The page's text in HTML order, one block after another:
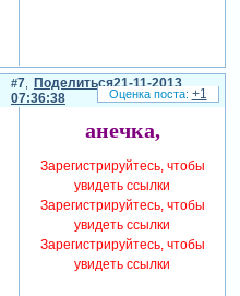
Поделиться
7
21-11-2013
07:36:38
анечка,
Зарегистрируйтесь, чтобы
увидеть ссылки
Зарегистрируйтесь, чтобы
увидеть ссылки
Зарегистрируйтесь, чтобы
увидеть ссылки
+1